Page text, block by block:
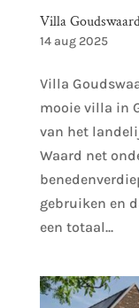
Villa
14 aug 2025
Villa
mooie villa in
van het
Waard net
gebruiken en
een totaal...